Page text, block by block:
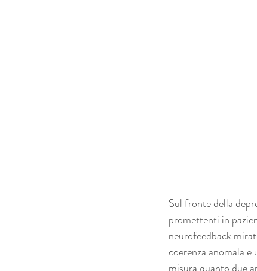
Sul fronte della
promettenti in
neurofeedback
coerenza anomala